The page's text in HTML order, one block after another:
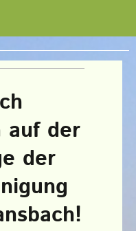
auf der
der